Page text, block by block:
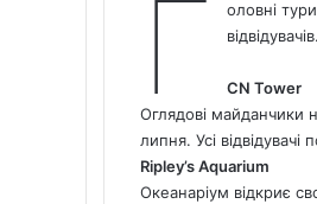
Г
оловні
відвідувачів.
CN Tower
Оглядові майданчики
липня. Усі
Ripley’s Aquarium
Океанаріум відкриє